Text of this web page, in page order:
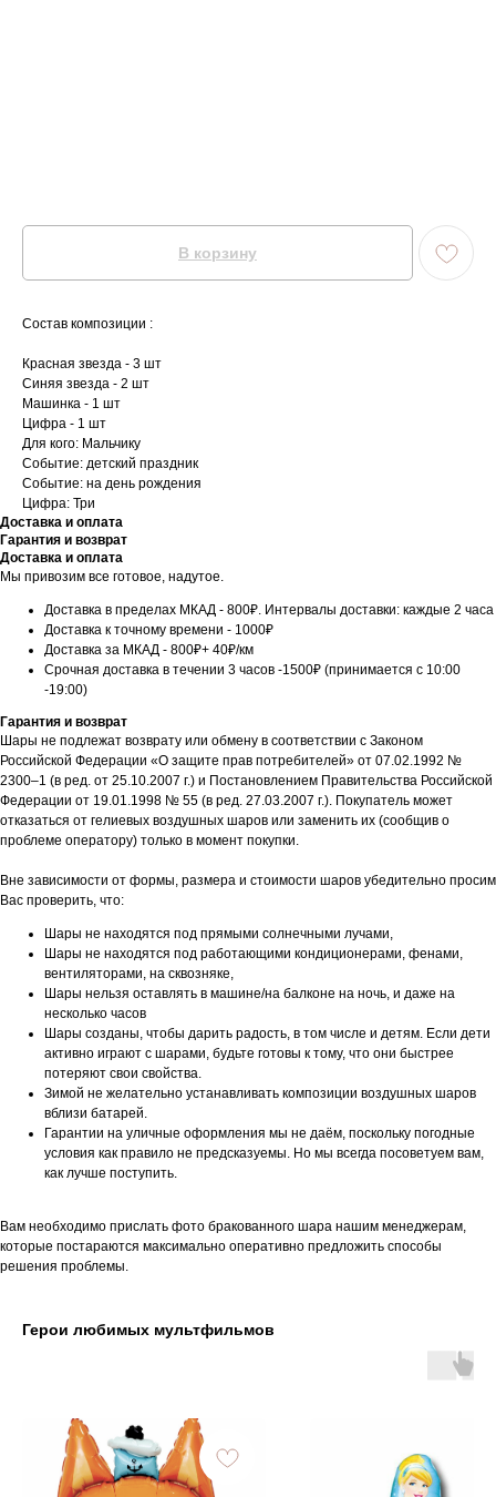
В корзину
Состав композиции :
Красная звезда - 3 шт
Синяя звезда - 2 шт
Машинка - 1 шт
Цифра - 1 шт
Для кого: Мальчику
Событие: детский праздник
Событие: на день рождения
Цифра: Три
Доставка и оплата
Гарантия и возврат
Доставка и оплата
Мы привозим все готовое, надутое.
Доставка в пределах МКАД - 800₽. Интервалы доставки: каждые 2 часа
Доставка к точному времени - 1000₽
Доставка за МКАД - 800₽+ 40₽/км
Срочная доставка в течении 3 часов -1500₽ (принимается с 10:00
-19:00)
Гарантия и возврат
Шары не подлежат возврату или обмену в соответствии с Законом
Российской Федерации «О защите прав потребителей» от 07.02.1992 №
2300–1 (в ред. от 25.10.2007 г.) и Постановлением Правительства Российской
Федерации от 19.01.1998 № 55 (в ред. 27.03.2007 г.). Покупатель может
отказаться от гелиевых воздушных шаров или заменить их (сообщив о
проблеме оператору) только в момент покупки.
Вне зависимости от формы, размера и стоимости шаров убедительно просим
Вас проверить, что:
Шары не находятся под прямыми солнечными лучами,
Шары не находятся под работающими кондиционерами, фенами,
вентиляторами, на сквозняке,
Шары нельзя оставлять в машине/на балконе на ночь, и даже на
несколько часов
Шары созданы, чтобы дарить радость, в том числе и детям. Если дети
активно играют с шарами, будьте готовы к тому, что они быстрее
потеряют свои свойства.
Зимой не желательно устанавливать композиции воздушных шаров
вблизи батарей.
Гарантии на уличные оформления мы не даём, поскольку погодные
условия как правило не предсказуемы. Но мы всегда посоветуем вам,
как лучше поступить.
Вам необходимо прислать фото бракованного шара нашим менеджерам,
которые постараются максимально оперативно предложить способы
решения проблемы.
Герои любимых мультфильмов